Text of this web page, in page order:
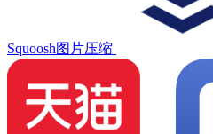
Squoosh图片压缩